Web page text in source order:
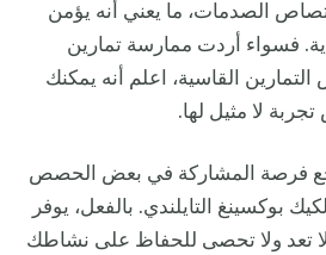
الصدمات، ما يعني أنه يؤمن
فسواء أردت ممارسة تمارين
التمارين القاسية، اعلم أنه يمكنك
لا مثيل لها.
فرصة المشاركة في بعض الحصص
بوكسينغ التايلندي. بالفعل، يوفر
لا تعد ولا تحصى للحفاظ على نشاطك